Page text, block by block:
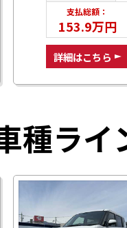
支払総額：
153.9万円
詳細はこちら
種ライ